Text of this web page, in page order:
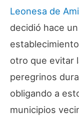
Leonesa de
decidió hace
otro que evitar
peregrinos
obligando a
municipios